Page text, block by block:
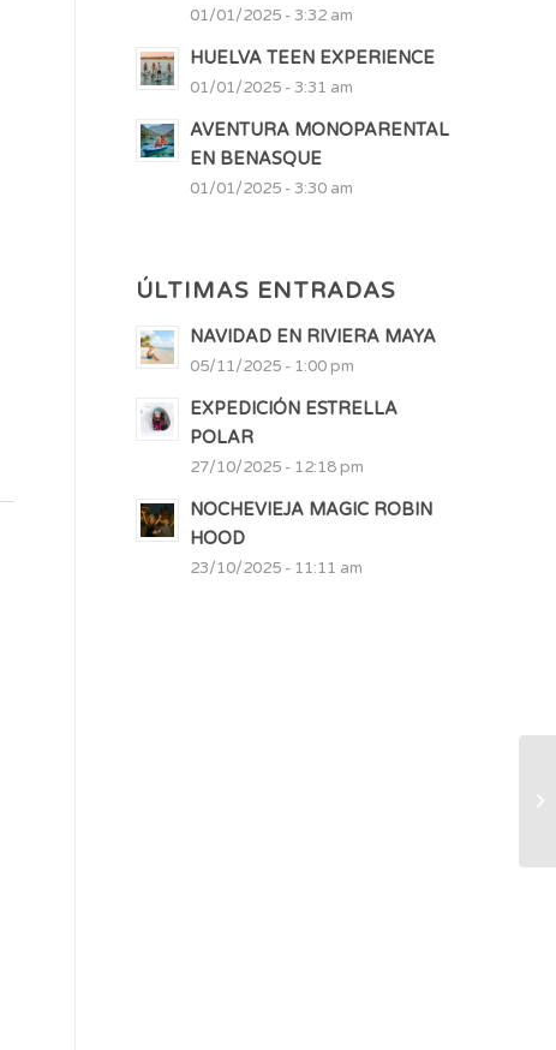
01/01/2025 - 3:32 am
HUELVA TEEN EXPERIENCE
01/01/2025 - 3:31 am
AVENTURA MONOPARENTAL
EN BENASQUE
01/01/2025 - 3:30 am
ÚLTIMAS ENTRADAS
NAVIDAD EN RIVIERA MAYA
05/11/2025 - 1:00 pm
EXPEDICIÓN ESTRELLA
POLAR
27/10/2025 - 12:18 pm
NOCHEVIEJA MAGIC ROBIN
HOOD
23/10/2025 - 11:11 am